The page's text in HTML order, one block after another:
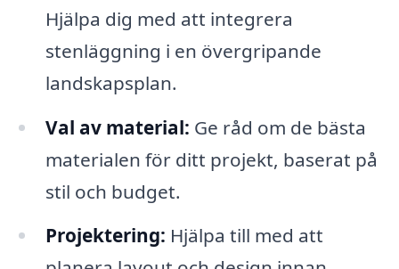
Hjälpa dig med att integrera
stenläggning i en övergripande
landskapsplan.
Val av material: Ge råd om de bästa
materialen för ditt projekt, baserat på
stil och budget.
Projektering: Hjälpa till med att